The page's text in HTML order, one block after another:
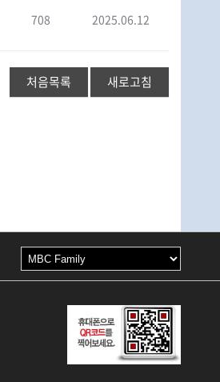
708 2025.06.12
처음목록 새로고침